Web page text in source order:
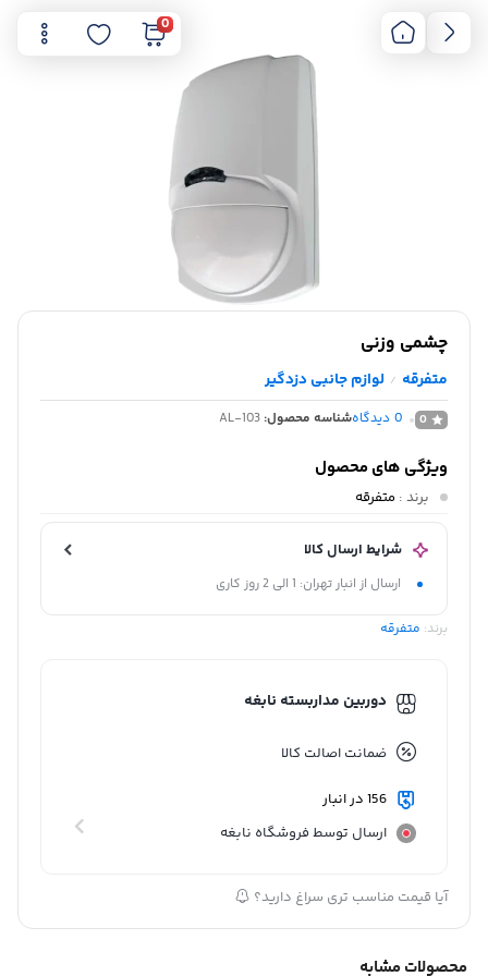
0
چشمی وزنی
متفرقه / لوازم جانبی دزدگیر
0
0 دیدگاهشناسه محصول: AL-103
ویژگی های محصول
برند : متفرقه
شرایط ارسال کالا
ارسال از انبار تهران: 1 الی 2 روز کاری
برند: متفرقه
دوربین مداربسته نابغه
ضمانت اصالت کالا
156 در انبار
ارسال توسط فروشگاه نابغه
آیا قیمت مناسب تری سراغ دارید؟
محصولات مشابه